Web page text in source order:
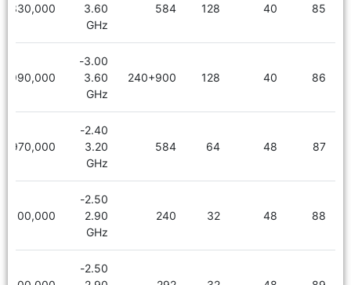
85
40
128
584
3.60
GHz
6,330,000
86
40
128
240+900
3.00-
3.60
GHz
6,990,000
87
48
64
584
2.40-
3.20
GHz
5,970,000
88
48
32
240
2.50-
2.90
GHz
5,100,000
2.50-